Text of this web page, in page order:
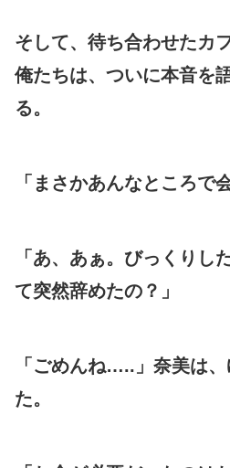
そして、待ち合わせたカ
俺たちは、ついに本音を
る。
「まさかあんなところで
「あ、あぁ。びっくりし
て突然辞めたの？」
「ごめんね…..」奈美は
た。